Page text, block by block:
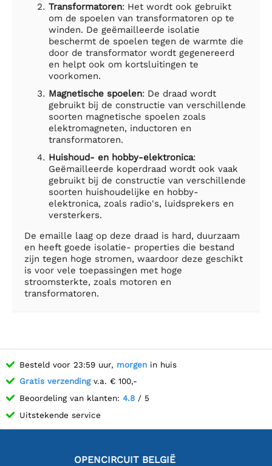
Transformatoren: Het wordt ook gebruikt
om de spoelen van transformatoren op te
winden. De geëmailleerde isolatie
beschermt de spoelen tegen de warmte die
door de transformator wordt gegenereerd
en helpt ook om kortsluitingen te
voorkomen.
Magnetische spoelen: De draad wordt
gebruikt bij de constructie van verschillende
soorten magnetische spoelen zoals
elektromagneten, inductoren en
transformatoren.
Huishoud- en hobby-elektronica:
Geëmailleerde koperdraad wordt ook vaak
gebruikt bij de constructie van verschillende
soorten huishoudelijke en hobby-
elektronica, zoals radio's, luidsprekers en
versterkers.
De emaille laag op deze draad is hard, duurzaam
en heeft goede isolatie- properties die bestand
zijn tegen hoge stromen, waardoor deze geschikt
is voor vele toepassingen met hoge
stroomsterkte, zoals motoren en
transformatoren.
Besteld voor 23:59 uur, morgen in huis
Gratis verzendingv.a. € 100,-
Beoordeling van klanten: 4.8 / 5
Uitstekende service
OPENCIRCUIT BELGIË